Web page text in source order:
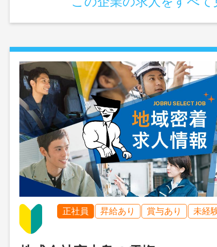
正社員 昇給あり 賞与あり 未経